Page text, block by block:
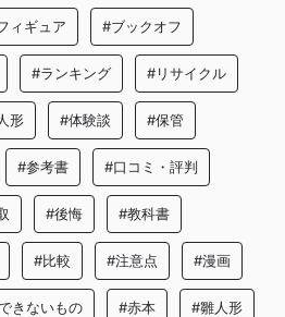
ィギュア #ブックオフ
#ランキング #リサイクル
形 #体験談 #保管
#参考書 #口コミ・評判
#後悔 #教科書
#比較 #注意点 #漫画
きないもの #赤本 #雛人形